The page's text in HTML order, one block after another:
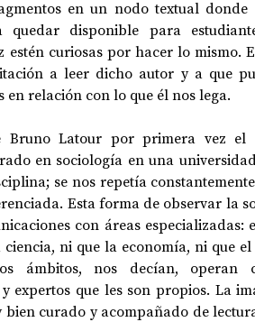
ANTROPOLOGÍA
en un nodo textual
disponible para
estén curiosas por hacer lo mismo.
a leer dicho autor y a que
en relación con lo que él nos lega.
Bruno Latour por primera vez el
en sociología en una
se nos repetía
Esta forma de observar la
con áreas
ni que la economía, ni que
ámbitos, nos decían, operan
expertos que les son propios. La
bien curado y acompañado de